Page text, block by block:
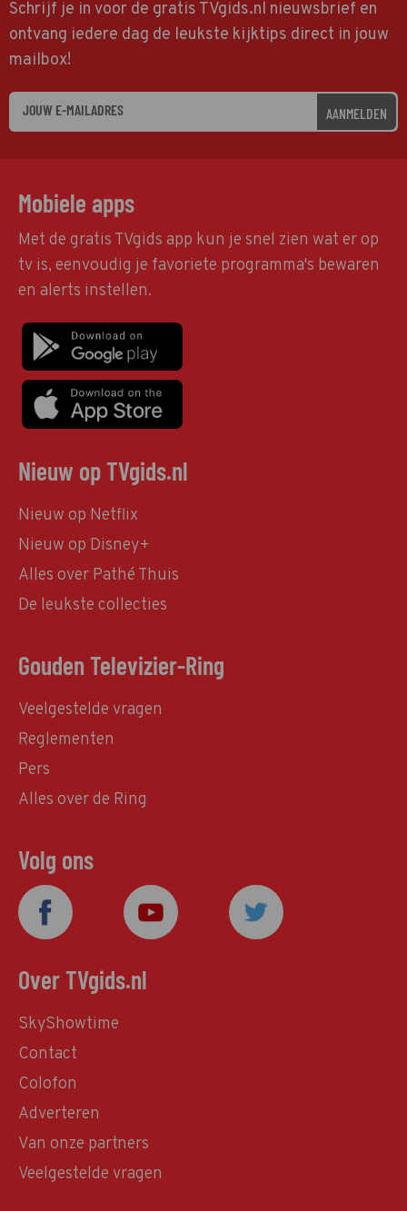
Schrijf je in voor de gratis TVgids.nl nieuwsbrief en
ontvang iedere dag de leukste kijktips direct in jouw
mailbox!
AANMELDEN
Mobiele apps
Met de gratis TVgids app kun je snel zien wat er op
tv is, eenvoudig je favoriete programma's bewaren
en alerts instellen.
Nieuw op TVgids.nl
Nieuw op Netflix
Nieuw op Disney+
Alles over Pathé Thuis
De leukste collecties
Gouden Televizier-Ring
Veelgestelde vragen
Reglementen
Pers
Alles over de Ring
Volg ons
Over TVgids.nl
SkyShowtime
Contact
Colofon
Adverteren
Van onze partners
Veelgestelde vragen